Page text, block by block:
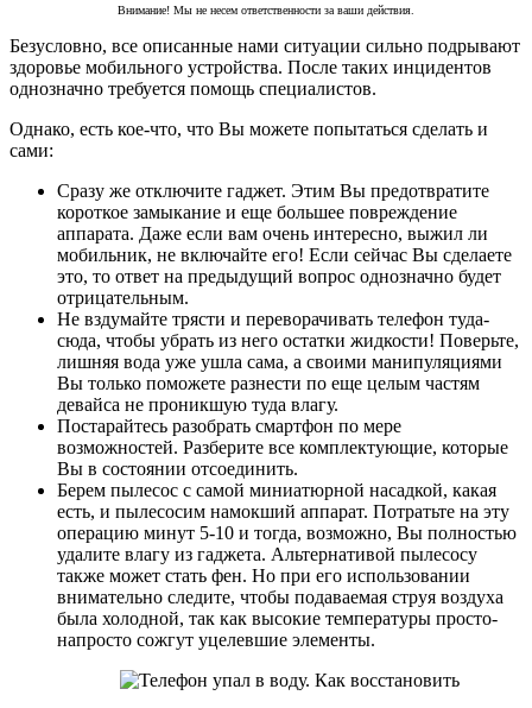
Внимание! Мы не несем ответственности за ваши действия.
Безусловно, все описанные нами ситуации сильно подрывают
здоровье мобильного устройства. После таких инцидентов
однозначно требуется помощь специалистов.
Однако, есть кое-что, что Вы можете попытаться сделать и
сами:
Сразу же отключите гаджет. Этим Вы предотвратите
короткое замыкание и еще большее повреждение
аппарата. Даже если вам очень интересно, выжил ли
мобильник, не включайте его! Если сейчас Вы сделаете
это, то ответ на предыдущий вопрос однозначно будет
отрицательным.
Не вздумайте трясти и переворачивать телефон туда-
сюда, чтобы убрать из него остатки жидкости! Поверьте,
лишняя вода уже ушла сама, а своими манипуляциями
Вы только поможете разнести по еще целым частям
девайса не проникшую туда влагу.
Постарайтесь разобрать смартфон по мере
возможностей. Разберите все комплектующие, которые
Вы в состоянии отсоединить.
Берем пылесос с самой миниатюрной насадкой, какая
есть, и пылесосим намокший аппарат. Потратьте на эту
операцию минут 5-10 и тогда, возможно, Вы полностью
удалите влагу из гаджета. Альтернативой пылесосу
также может стать фен. Но при его использовании
внимательно следите, чтобы подаваемая струя воздуха
была холодной, так как высокие температуры просто-
напросто сожгут уцелевшие элементы.